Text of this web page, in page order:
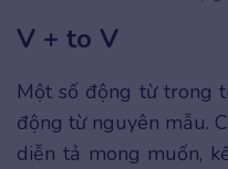
V + to V
Một số động từ trong
động từ nguyên mẫu.
diễn tả mong muốn,